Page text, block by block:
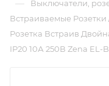
— Выключатели,
Встраиваемые Розетки
Розетка Встраив
IP20 10А 250В Zena EL-